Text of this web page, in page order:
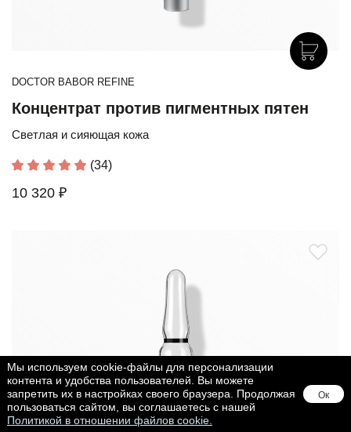
DOCTOR BABOR REFINE
Концентрат против пигментных пятен
Светлая и сияющая кожа
(34)
10 320 ₽
Мы используем cookie-файлы для персонализации
контента и удобства пользователей. Вы можете
запретить их в настройках своего браузера. Продолжая
пользоваться сайтом, вы соглашаетесь с нашей
Политикой в отношении файлов cookie.
Ок